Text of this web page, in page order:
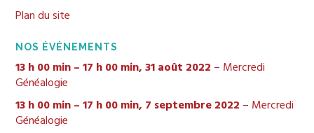
Plan du site
NOS ÉVÉNEMENTS
13 h 00 min– 17 h 00 min,31 août 2022 – Mercredi
Généalogie
13 h 00 min– 17 h 00 min, 7 septembre 2022 – Mercredi
Généalogie